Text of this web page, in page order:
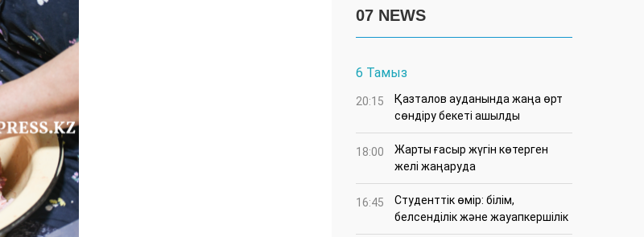
07 NEWS
6 Тамыз
20:15
Қазталов ауданында жаңа өрт
сөндіру бекеті ашылды
18:00
Жарты ғасыр жүгін көтерген
желі жаңаруда
16:45
Студенттік өмір: білім,
белсенділік және жауапкершілік